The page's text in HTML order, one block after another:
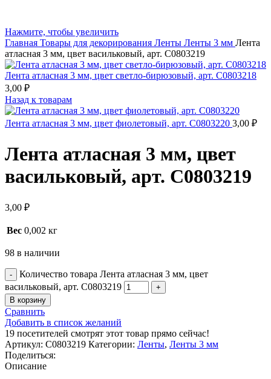
Нажмите, чтобы увеличить
Главная Товары для декорирования Ленты Ленты 3 мм Лента
атласная 3 мм, цвет васильковый, арт. С0803219
Лента атласная 3 мм, цвет светло-бирюзовый, арт. С0803218
3,00 ₽
Назад к товарам
Лента атласная 3 мм, цвет фиолетовый, арт. С0803220 3,00 ₽
Лента атласная 3 мм, цвет
васильковый, арт. С0803219
3,00 ₽
Вес 0,002 кг
98 в наличии
Количество товара Лента атласная 3 мм, цвет
васильковый, арт. С0803219
В корзину
Сравнить
Добавить в список желаний
19 посетителей смотрят этот товар прямо сейчас!
Артикул: С0803219 Категории: Ленты, Ленты 3 мм
Поделиться:
Описание